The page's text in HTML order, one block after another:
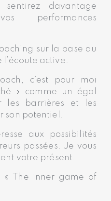
sentirez davantage
performances
sur la base du
active.
c’est pour moi
» comme un égal
les barrières et les
son potentiel.
aux possibilités
passées. Je vous
votre présent.
« The inner game of